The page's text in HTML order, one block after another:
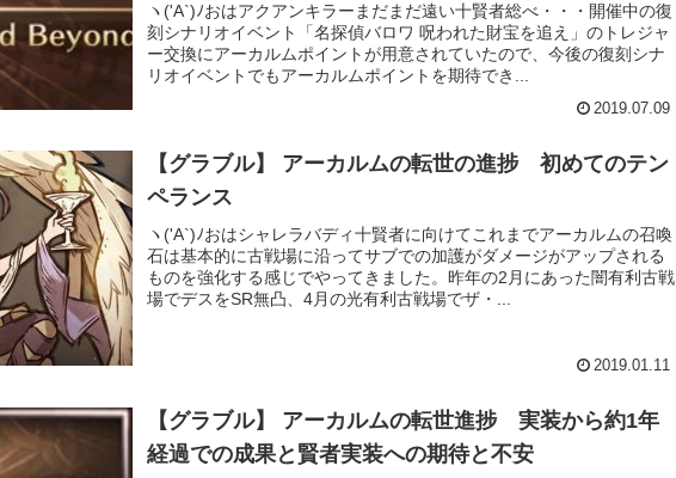
ヽ('A`)ﾉおはアクアンキラーまだまだ遠い十賢者総べ・・・開催中の復
刻シナリオイベント「名探偵バロワ 呪われた財宝を追え」のトレジャ
ー交換にアーカルムポイントが用意されていたので、今後の復刻シナ
リオイベントでもアーカルムポイントを期待でき...
2019.07.09
【グラブル】 アーカルムの転世の進捗 初めてのテン
ペランス
ヽ('A`)ﾉおはシャレラバディ十賢者に向けてこれまでアーカルムの召喚
石は基本的に古戦場に沿ってサブでの加護がダメージがアップされる
ものを強化する感じでやってきました。昨年の2月にあった闇有利古戦
場でデスをSR無凸、4月の光有利古戦場でザ・...
2019.01.11
【グラブル】 アーカルムの転世進捗 実装から約1年
経過での成果と賢者実装への期待と不安